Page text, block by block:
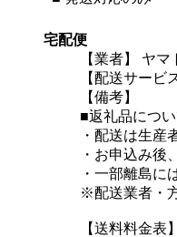
宅配便
【業者】 ヤマ
【配送サービ
【備考】
■返礼品につ
・配送は生産
・お申込み後
・一部離島に
※配送業者・
【送料料金